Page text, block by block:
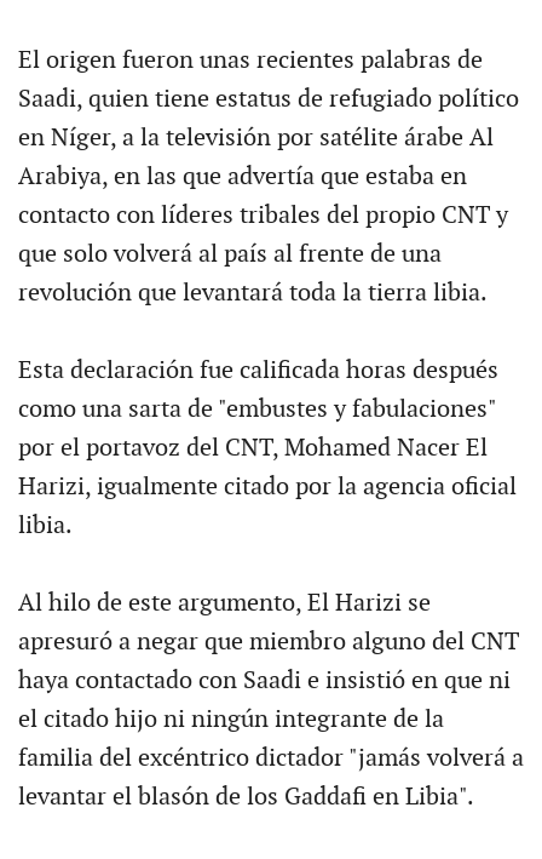
El origen fueron unas recientes palabras de
Saadi, quien tiene estatus de refugiado político
en Níger, a la televisión por satélite árabe Al
Arabiya, en las que advertía que estaba en
contacto con líderes tribales del propio CNT y
que solo volverá al país al frente de una
revolución que levantará toda la tierra libia.
Esta declaración fue calificada horas después
como una sarta de "embustes y fabulaciones"
por el portavoz del CNT, Mohamed Nacer El
Harizi, igualmente citado por la agencia oficial
libia.
Al hilo de este argumento, El Harizi se
apresuró a negar que miembro alguno del CNT
haya contactado con Saadi e insistió en que ni
el citado hijo ni ningún integrante de la
familia del excéntrico dictador "jamás volverá a
levantar el blasón de los Gaddafi en Libia".